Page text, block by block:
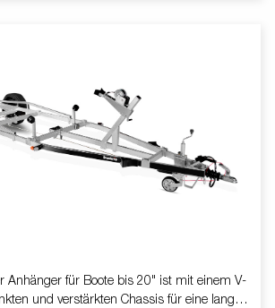
Anhänger für Boote bis 20" ist mit einem V-
und verstärkten Chassis für eine lange